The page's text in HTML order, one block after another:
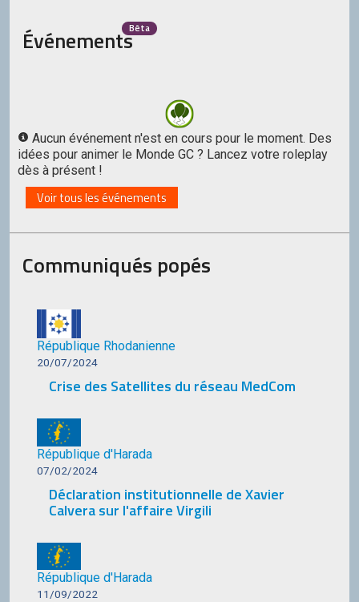
ÉvénementsBêta
Aucun événement n'est en cours pour le moment. Des
idées pour animer le Monde GC ? Lancez votre roleplay
dès à présent !
Voir tous les événements
Communiqués popés
République Rhodanienne
20/07/2024
Crise des Satellites du réseau MedCom
République d'Harada
07/02/2024
Déclaration institutionnelle de Xavier
Calvera sur l'affaire Virgili
République d'Harada
11/09/2022